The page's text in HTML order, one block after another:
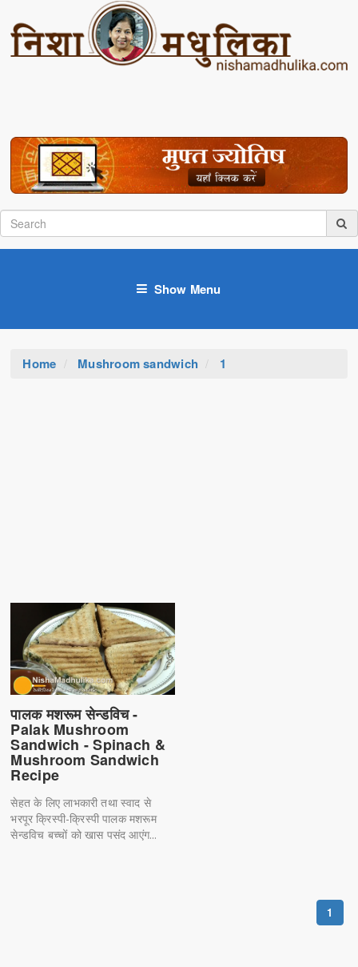
Show Menu
Home Mushroom sandwich 1
पालक मशरूम सेन्डविच -
Palak Mushroom
Sandwich - Spinach &
Mushroom Sandwich
Recipe
सेहत के लिए लाभकारी तथा स्वाद से
भरपूर क्रिस्पी-क्रिस्पी पालक मशरूम
सेन्डविच बच्चों को खास पसंद आएंग...
1